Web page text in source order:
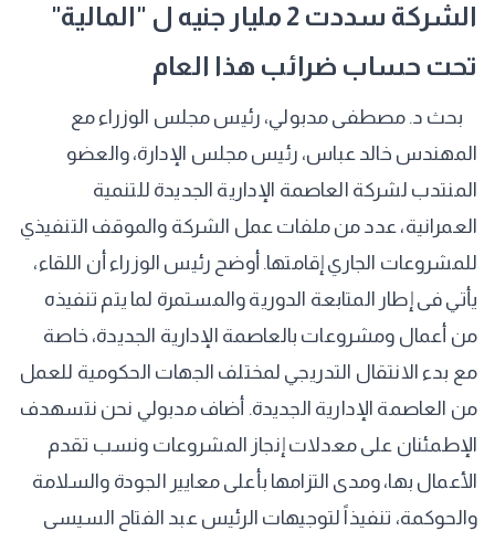
الشركة سددت 2 مليار جنيه ل "المالية"
تحت حساب ضرائب هذا العام
بحث د. مصطفى مدبولي، رئيس مجلس الوزراء مع
المهندس خالد عباس، رئيس مجلس الإدارة، والعضو
المنتدب لشركة العاصمة الإدارية الجديدة للتنمية
العمرانية، عدد من ملفات عمل الشركة والموقف التنفيذي
للمشروعات الجاري إقامتها. أوضح رئيس الوزراء أن اللقاء،
يأتي فى إطار المتابعة الدورية والمستمرة لما يتم تنفيذه
من أعمال ومشروعات بالعاصمة الإدارية الجديدة، خاصة
مع بدء الانتقال التدريجي لمختلف الجهات الحكومية للعمل
من العاصمة الإدارية الجديدة. أضاف مدبولي نحن نتسهدف
الإطمئنان على معدلات إنجاز المشروعات ونسب تقدم
الأعمال بها، ومدى التزامها بأعلى معايير الجودة والسلامة
والحوكمة، تنفيذاً لتوجيهات الرئيس عبد الفتاح السيسى